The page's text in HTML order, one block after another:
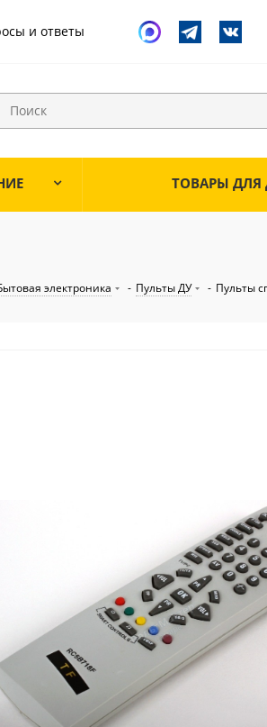
и ответы
ТОВАРЫ
электроника - Пульты ДУ - Пульты